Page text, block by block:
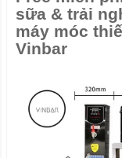
sữa & trải
máy móc
Vinbar